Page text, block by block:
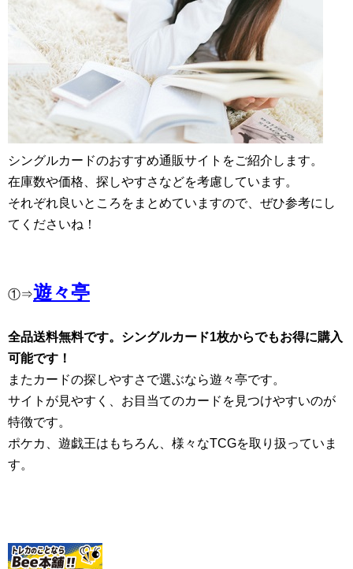
シングルカードのおすすめ通販サイトをご紹介します。
在庫数や価格、探しやすさなどを考慮しています。
それぞれ良いところをまとめていますので、ぜひ参考にし
てくださいね！
①⇒遊々亭
全品送料無料です。シングルカード1枚からでもお得に購入
可能です！
またカードの探しやすさで選ぶなら遊々亭です。
サイトが見やすく、お目当てのカードを見つけやすいのが
特徴です。
ポケカ、遊戯王はもちろん、様々なTCGを取り扱っていま
す。